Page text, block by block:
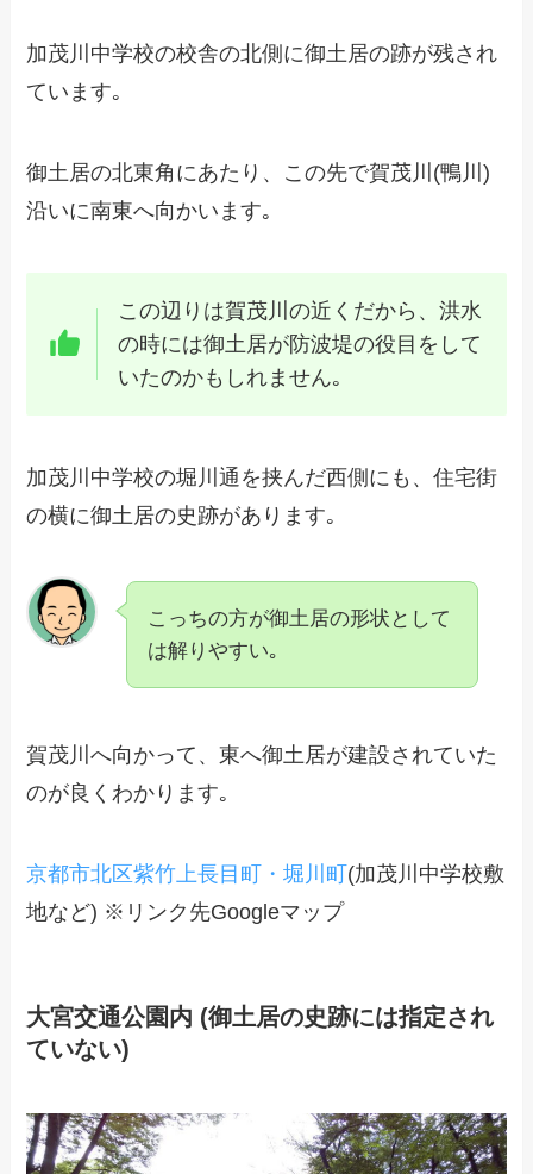
加茂川中学校の校舎の北側に御土居の跡が残され
ています｡
御土居の北東角にあたり、この先で賀茂川(鴨川)
沿いに南東へ向かいます｡
この辺りは賀茂川の近くだから、洪水
の時には御土居が防波堤の役目をして
いたのかもしれません｡
加茂川中学校の堀川通を挟んだ西側にも、住宅街
の横に御土居の史跡があります｡
こっちの方が御土居の形状として
は解りやすい｡
賀茂川へ向かって、東へ御土居が建設されていた
のが良くわかります｡
京都市北区紫竹上長目町・堀川町 (加茂川中学校敷
地など) ※リンク先Googleマップ
大宮交通公園内 (御土居の史跡には指定され
ていない)